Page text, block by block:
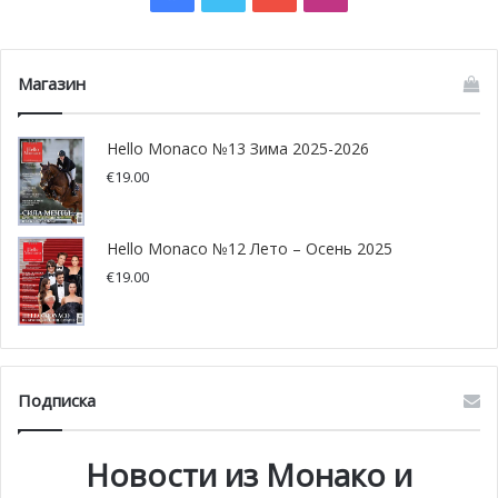
своего времени по сей день ценится поклонниками
Фото: bonhams.com
Магазин
Hello Monaco №13 Зима 2025-2026
€19.00
Hello Monaco №12 Лето – Осень 2025
€19.00
Подписка
Новости из Монако и